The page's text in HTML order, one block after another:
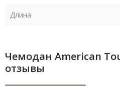
Длина
Чемодан American
отзывы